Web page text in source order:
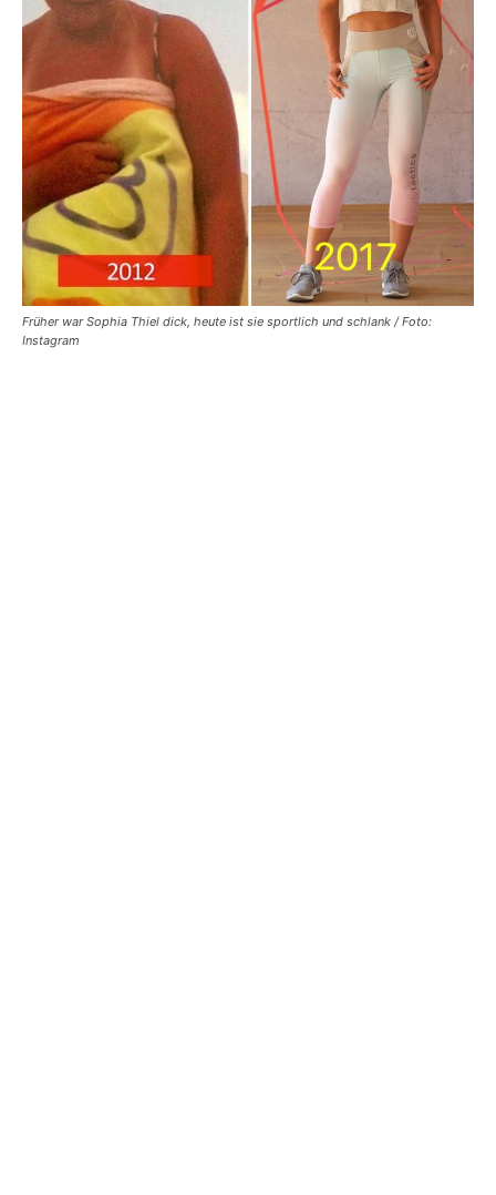
Früher war Sophia Thiel dick, heute ist sie sportlich und schlank / Foto:
Instagram